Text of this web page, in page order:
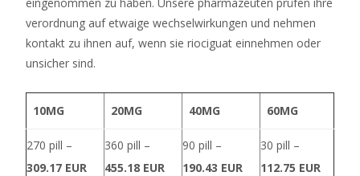
Geprüft
Wild,
das
wie
Heilige
Gral
aussieht,
ersetzt
verordnung auf etwaige wechselwirkungen und nehmen
kontakt zu ihnen auf, wenn sie riociguat einnehmen oder
unsicher sind.
10MG 20MG 40MG 60MG
270 pill –
309.17 EUR
360 pill –
455.18 EUR
90 pill –
190.43 EUR
30 pill –
112.75 EUR